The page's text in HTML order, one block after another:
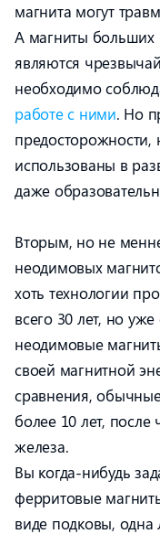
магнита могут
А магниты больших
являются
необходимо
работе с ними. Но
использованы в
даже
Вторым, но не
неодимовых
хоть технологии
всего 30 лет, но
неодимовые
своей магнитной
сравнения,
более 10 лет, после
железа.
Вы когда-нибудь
ферритовые
виде подковы,